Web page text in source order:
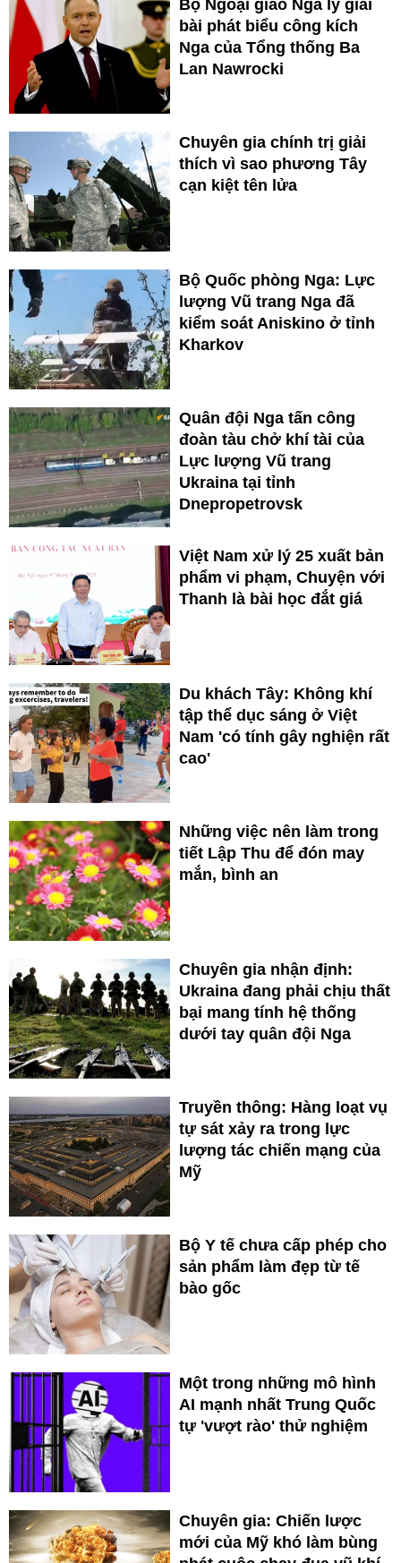
Bộ Ngoại giao Nga lý giải
bài phát biểu công kích
Nga của Tổng thống Ba
Lan Nawrocki
Chuyên gia chính trị giải
thích vì sao phương Tây
cạn kiệt tên lửa
Bộ Quốc phòng Nga: Lực
lượng Vũ trang Nga đã
kiểm soát Aniskino ở tỉnh
Kharkov
Quân đội Nga tấn công
đoàn tàu chở khí tài của
Lực lượng Vũ trang
Ukraina tại tỉnh
Dnepropetrovsk
Việt Nam xử lý 25 xuất bản
phẩm vi phạm, Chuyện với
Thanh là bài học đắt giá
Du khách Tây: Không khí
tập thể dục sáng ở Việt
Nam 'có tính gây nghiện rất
cao'
Những việc nên làm trong
tiết Lập Thu để đón may
mắn, bình an
Chuyên gia nhận định:
Ukraina đang phải chịu thất
bại mang tính hệ thống
dưới tay quân đội Nga
Truyền thông: Hàng loạt vụ
tự sát xảy ra trong lực
lượng tác chiến mạng của
Mỹ
Bộ Y tế chưa cấp phép cho
sản phẩm làm đẹp từ tế
bào gốc
Một trong những mô hình
AI mạnh nhất Trung Quốc
tự 'vượt rào' thử nghiệm
Chuyên gia: Chiến lược
mới của Mỹ khó làm bùng